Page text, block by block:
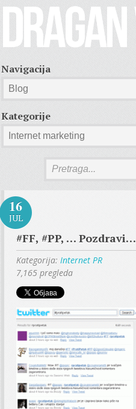
Navigacija
Kategorije
16
JUL
#FF, #PP, … Pozdravi…
Kategorija:Internet PR
7,165 pregleda